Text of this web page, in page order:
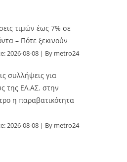
τιμών έως 7% σε
– Πότε ξεκινούν
2026-08-08 By metro24
συλλήψεις για
της ΕΛ.ΑΣ. στην
η παραβατικότητα
2026-08-08 By metro24